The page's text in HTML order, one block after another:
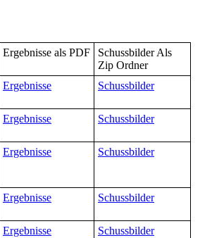
Ergebnisse als PDF
Schussbilder Als
Zip Ordner
Ergebnisse Schussbilder
Ergebnisse Schussbilder
Ergebnisse Schussbilder
Ergebnisse Schussbilder
Ergebnisse Schussbilder